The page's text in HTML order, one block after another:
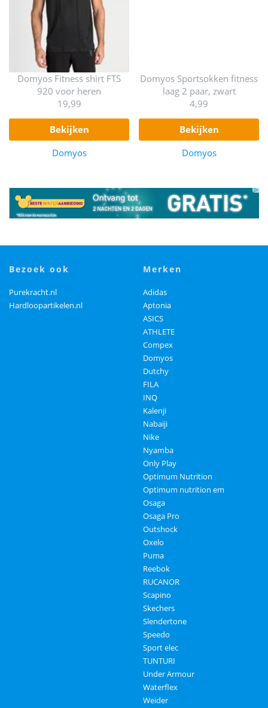
Domyos Fitness shirt FTS
920 voor heren
19,99
bekijken
Domyos
Domyos Sportsokken fitness
laag 2 paar, zwart
4,99
bekijken
Domyos
bezoek ook
Purekracht.nl
Hardloopartikelen.nl
merken
Adidas
Aptonia
ASICS
ATHLETE
Compex
Domyos
Dutchy
FILA
INQ
Kalenji
Nabaiji
Nike
Nyamba
Only Play
Optimum Nutrition
Optimum nutrition em
Osaga
Osaga Pro
Outshock
Oxelo
Puma
Reebok
RUCANOR
Scapino
Skechers
Slendertone
Speedo
Sport elec
TUNTURI
Under Armour
Waterflex
Weider